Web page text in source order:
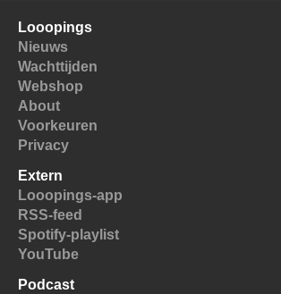
Looopings
Nieuws
Wachttijden
Webshop
About
Voorkeuren
Privacy
Extern
Looopings-app
RSS-feed
Spotify-playlist
YouTube
Podcast